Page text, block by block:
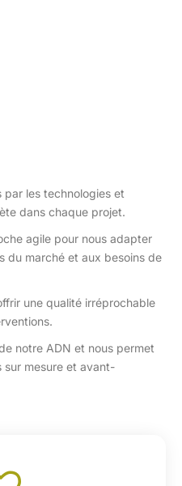
par les technologies et
dans chaque projet.
agile pour nous adapter
du marché et aux besoins de
une qualité irréprochable
notre ADN et nous permet
sur mesure et avant-